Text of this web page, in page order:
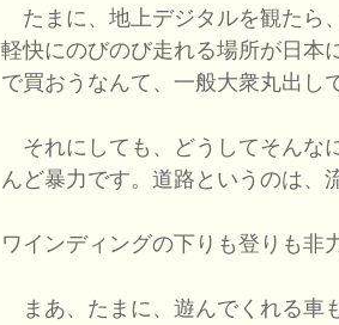
たまに、地上デジタルを観たら
軽快にのびのび走れる場所が日本
で買おうなんて、一般大衆丸出し
それにしても、どうしてそんな
んど暴力です。道路というのは、
ワインディングの下りも登りも非
まあ、たまに、遊んでくれる車